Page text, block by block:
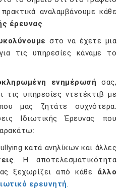
αναλαμβάνουμε κάθε
έρευνας.
στο να έχετε μια
τις υπηρεσίες κάναμε το
ενημέρωσή σας,
τις υπηρεσίες ντετέκτιβ με
μας ζητάτε συχνότερα.
Ιδιωτικής Έρευνας που
κατά ανηλίκων και άλλες
. Η αποτελεσματικότητα
ξεχωρίζει από κάθε άλλο
ερευνητή.